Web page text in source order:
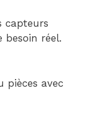
capteurs
besoin réel.
pièces avec